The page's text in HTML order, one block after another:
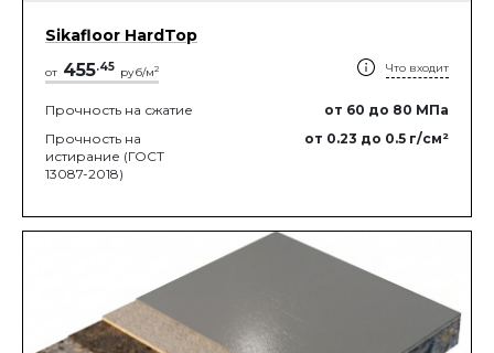
Sikafloor HardTop
от 455.45 руб/м2 Что входит
Прочность на сжатие от 60 до 80 МПа
Прочность на
истирание (ГОСТ
13087-2018)
от 0.23 до 0.5 г/см²